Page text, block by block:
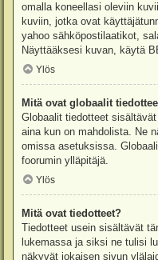
omalla koneellasi oleviin
kuviin, jotka ovat
yahoo sähköpostilaatikot,
Näyttääksesi kuvan, käytä
Ylös
Mitä ovat globaalit
Globaalit tiedotteet
aina kun on mahdolista. Ne
omissa asetuksissa.
foorumin ylläpitäjä.
Ylös
Mitä ovat tiedotteet?
Tiedotteet usein sisältävät
lukemassa ja siksi ne tulisi
näkyvät jokaisen sivun